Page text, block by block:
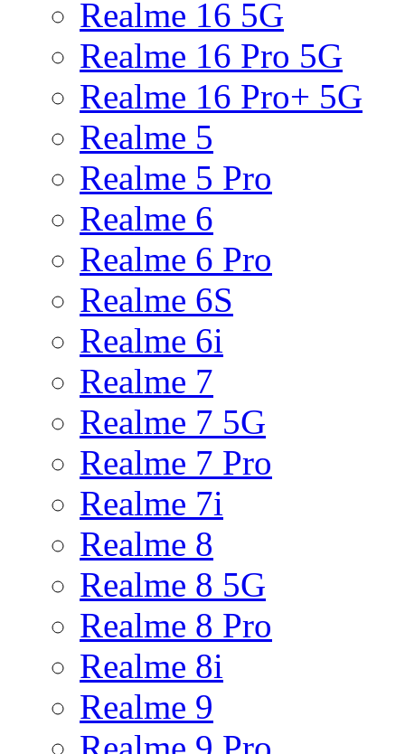
Realme 16 5G
Realme 16 Pro 5G
Realme 16 Pro+ 5G
Realme 5
Realme 5 Pro
Realme 6
Realme 6 Pro
Realme 6S
Realme 6i
Realme 7
Realme 7 5G
Realme 7 Pro
Realme 7i
Realme 8
Realme 8 5G
Realme 8 Pro
Realme 8i
Realme 9